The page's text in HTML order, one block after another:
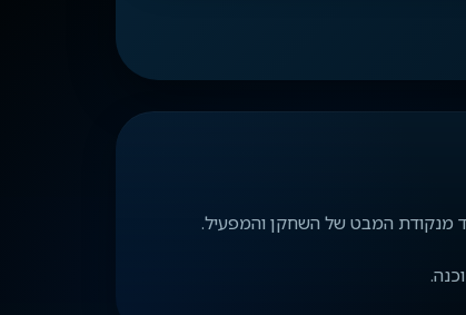
מנקודת המבט של השחקן והמפעיל.